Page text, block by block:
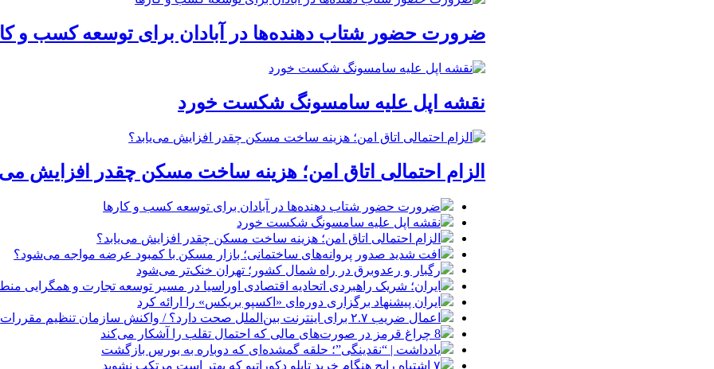
ضرورت حضور شتاب ‌دهنده‌ها در آبادان برای توسعه کسب‌ و
نقشه اپل علیه سامسونگ شکست خورد
الزام احتمالی اتاق امن؛ هزینه ساخت مسکن چقدر افزایش
ضرورت حضور شتاب ‌دهنده‌ها در آبادان برای توسعه کسب‌ و کارها
نقشه اپل علیه سامسونگ شکست خورد
الزام احتمالی اتاق امن؛ هزینه ساخت مسکن چقدر افزایش می‌یابد؟
افت شدید صدور پروانه‌های ساختمانی؛ بازار مسکن با کمبود عرضه مواجه می‌شود؟
رگبار و رعدوبرق در راه شمال کشور؛ تهران خنک‌تر می‌شود
ایران؛ شریک راهبردی اتحادیه اقتصادی اوراسیا در مسیر توسعه تجارت و همگرایی
ایران پیشنهاد برگزاری دوره‌ای «اکسپو بریکس» را ارائه کرد
اعمال ضریب ۲.۷ برای اینترنت بین‌الملل صحت دارد؟ / واکنش سازمان تنظیم مقررات
8 چراغ قرمز در صورت‌های مالی که احتمال تقلب را آشکار می‌کند
یادداشت | “نقدینگی”؛ حلقه گمشده‌ای که دوباره به بورس بازگشت
۷ اشتباه رایج هنگام خرید تابلو دکوراتیو که بهتر است مرتکب نشوید